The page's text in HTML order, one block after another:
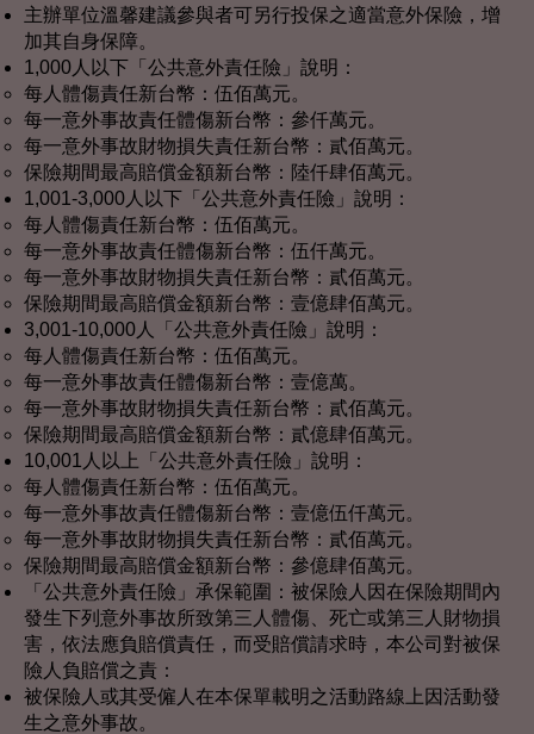
主辦單位溫馨建議參與者可另行投保之適當意外保險，增
加其自身保障。
1,000人以下「公共意外責任險」說明：
每人體傷責任新台幣：伍佰萬元。
每一意外事故責任體傷新台幣：參仟萬元。
每一意外事故財物損失責任新台幣：貳佰萬元。
保險期間最高賠償金額新台幣：陸仟肆佰萬元。
1,001-3,000人以下「公共意外責任險」說明：
每人體傷責任新台幣：伍佰萬元。
每一意外事故責任體傷新台幣：伍仟萬元。
每一意外事故財物損失責任新台幣：貳佰萬元。
保險期間最高賠償金額新台幣：壹億肆佰萬元。
3,001-10,000人「公共意外責任險」說明：
每人體傷責任新台幣：伍佰萬元。
每一意外事故責任體傷新台幣：壹億萬。
每一意外事故財物損失責任新台幣：貳佰萬元。
保險期間最高賠償金額新台幣：貳億肆佰萬元。
10,001人以上「公共意外責任險」說明：
每人體傷責任新台幣：伍佰萬元。
每一意外事故責任體傷新台幣：壹億伍仟萬元。
每一意外事故財物損失責任新台幣：貳佰萬元。
保險期間最高賠償金額新台幣：參億肆佰萬元。
「公共意外責任險」承保範圍：被保險人因在保險期間內
發生下列意外事故所致第三人體傷、死亡或第三人財物損
害，依法應負賠償責任，而受賠償請求時，本公司對被保
險人負賠償之責：
被保險人或其受僱人在本保單載明之活動路線上因活動發
生之意外事故。